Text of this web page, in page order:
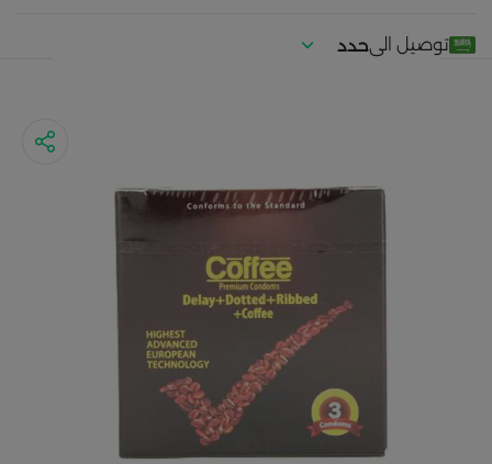
توصيل الىحدد